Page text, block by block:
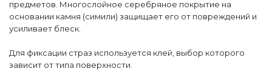
предметов. Многослойное серебряное покрытие на
основании камня (симили) защищает его от повреждений и
усиливает блеск.
Для фиксации страз используется клей, выбор которого
зависит от типа поверхности.